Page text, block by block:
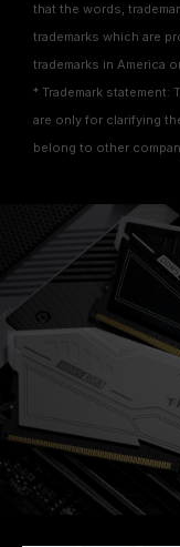
that the words,
trademarks which are
trademarks in America
* Trademark
are only for clarifying
belong to other